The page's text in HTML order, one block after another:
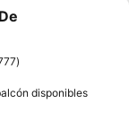
disponiblesVer